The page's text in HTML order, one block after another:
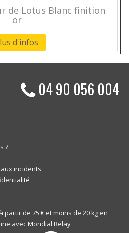
de Lotus Blanc finition
or
d'infos
04 90 056 004
?
incidents
de 75 € et moins de 20 kg en
avec Mondial Relay